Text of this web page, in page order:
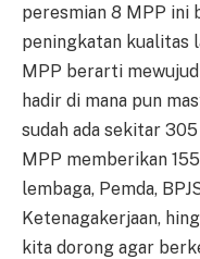
peresmian 8 MPP ini
peningkatan kualitas
MPP berarti
hadir di mana pun
sudah ada sekitar
MPP memberikan
lembaga, Pemda,
Ketenagakerjaan,
kita dorong agar